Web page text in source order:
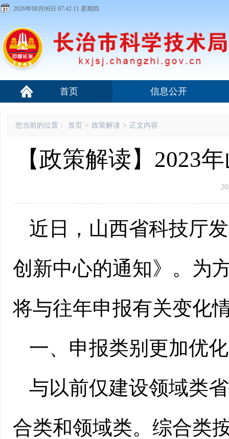
2026年08月06日 07:42:12 星期四
首页 信息公开
您当前的位置： 首页 > 政策解读 > 正文内容
【政策解读】2023
近日，山西省科技厅
创新中心的通知》。为
将与往年申报有关变化
一、 申报类别更加优化
与以前仅建设领域类
合类和领域类。综合类